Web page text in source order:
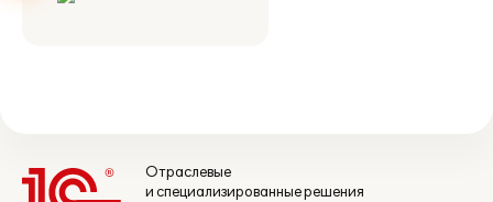
Отраслевые
и специализированные решения